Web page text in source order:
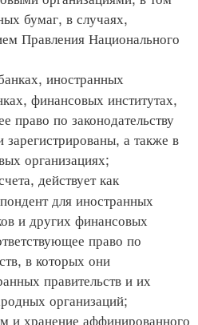
бумаг, в случаях,
Правления Национального
иностранных
финансовых институтах,
по законодательству
зарегистрированы, а также в
организациях;
действует как
для иностранных
и других финансовых
право по
в которых они
правительств и их
организаций;
хранение аффинированного